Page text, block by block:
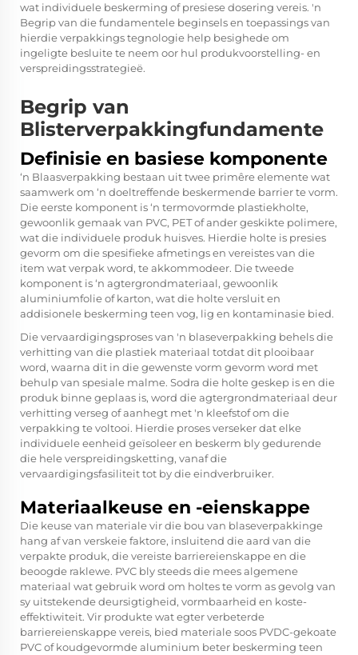
wat individuele beskerming of presiese dosering vereis. 'n
Begrip van die fundamentele beginsels en toepassings van
hierdie verpakkings tegnologie help besighede om
ingeligte besluite te neem oor hul produkvoorstelling- en
verspreidingsstrategieë.
Begrip van
Blisterverpakkingfundamente
Definisie en basiese komponente
‘n Blaasverpakking bestaan uit twee primêre elemente wat
saamwerk om ‘n doeltreffende beskermende barrier te vorm.
Die eerste komponent is ‘n termovormde plastiekholte,
gewoonlik gemaak van PVC, PET of ander geskikte polimere,
wat die individuele produk huisves. Hierdie holte is presies
gevorm om die spesifieke afmetings en vereistes van die
item wat verpak word, te akkommodeer. Die tweede
komponent is ‘n agtergrondmateriaal, gewoonlik
aluminiumfolie of karton, wat die holte versluit en
addisionele beskerming teen vog, lig en kontaminasie bied.
Die vervaardigingsproses van 'n blaseverpakking behels die
verhitting van die plastiek materiaal totdat dit plooibaar
word, waarna dit in die gewenste vorm gevorm word met
behulp van spesiale malme. Sodra die holte geskep is en die
produk binne geplaas is, word die agtergrondmateriaal deur
verhitting verseg of aanhegt met 'n kleefstof om die
verpakking te voltooi. Hierdie proses verseker dat elke
individuele eenheid geïsoleer en beskerm bly gedurende
die hele verspreidingsketting, vanaf die
vervaardigingsfasiliteit tot by die eindverbruiker.
Materiaalkeuse en -eienskappe
Die keuse van materiale vir die bou van blaseverpakkinge
hang af van verskeie faktore, insluitend die aard van die
verpakte produk, die vereiste barriereienskappe en die
beoogde raklewe. PVC bly steeds die mees algemene
materiaal wat gebruik word om holtes te vorm as gevolg van
sy uitstekende deursigtigheid, vormbaarheid en koste-
effektiwiteit. Vir produkte wat egter verbeterde
barriereienskappe vereis, bied materiale soos PVDC-gekoate
PVC of koudgevormde aluminium beter beskerming teen